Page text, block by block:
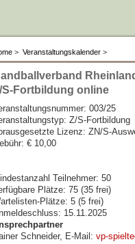
> Veranstaltungskalender >
S-Fortbildung online
003/25
Z/S-Fortbildung
Lizenz: ZN/S-
€ 10,00
Teilnehmer: 50
Plätze: 75 (35 frei)
Plätze: 5 (5 frei)
15.11.2025
Schneider, E-Mail: vp-